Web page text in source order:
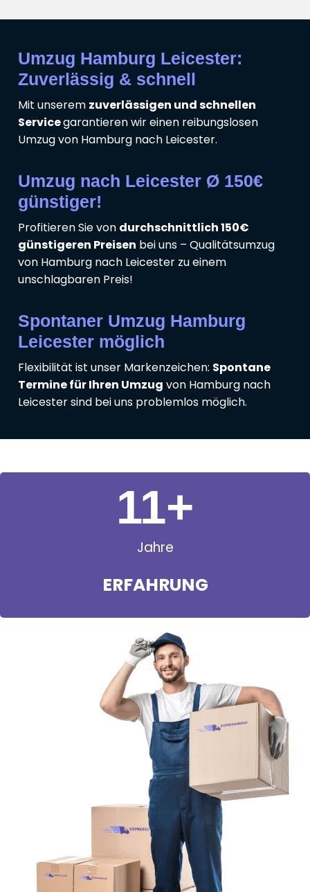
Umzug Hamburg Leicester:
Zuverlässig & schnell
Mit unserem zuverlässigen und schnellen
Servicegarantieren wir einen reibungslosen
Umzug von Hamburg nach Leicester.
Umzug nach Leicester Ø 150€
günstiger!
Profitieren Sie von durchschnittlich 150€
günstigeren Preisen bei uns – Qualitätsumzug
von Hamburg nach Leicester zu einem
unschlagbaren Preis!
Spontaner Umzug Hamburg
Leicester möglich
Flexibilität ist unser Markenzeichen: Spontane
Termine für Ihren Umzug von Hamburg nach
Leicester sind bei uns problemlos möglich.
Jahre
ERFAHRUNG
11+